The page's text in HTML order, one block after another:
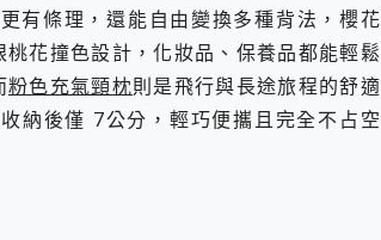
有條理，還能自由變換多種背法，櫻花
桃花撞色設計，化妝品、保養品都能輕鬆
粉色充氣頸枕則是飛行與長途旅程的舒適
納後僅 7公分，輕巧便攜且完全不占空